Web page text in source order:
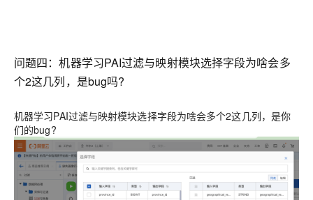
问题四：机器学习PAI过滤与映射模块选择字段为啥会多
个2这几列，是bug吗?
机器学习PAI过滤与映射模块选择字段为啥会多个2这几列，是你
们的bug?